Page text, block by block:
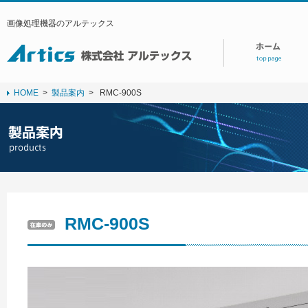
画像処理機器のアルテックス
HOME > 製品案内 > RMC-900S
RMC-900S